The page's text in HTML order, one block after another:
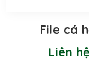
File cá
Liên hệ